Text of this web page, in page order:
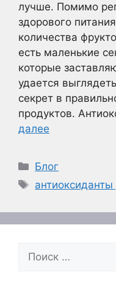
лучше. Помимо
здорового
количества
есть маленькие
которые
удается
секрет в
продуктов.
далее
Рубрики
Блог
Метки
Поиск: